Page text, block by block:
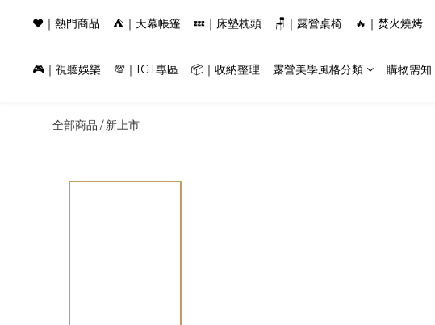
❤️｜熱門商品 ⛺️｜天幕帳篷 💤｜床墊枕頭 🪑｜露營桌椅 🔥｜焚火燒烤
🎮｜視聽娛樂 💯｜IGT專區 📦｜收納整理 露營美學風格分類 購物需知
全部商品 /新上市